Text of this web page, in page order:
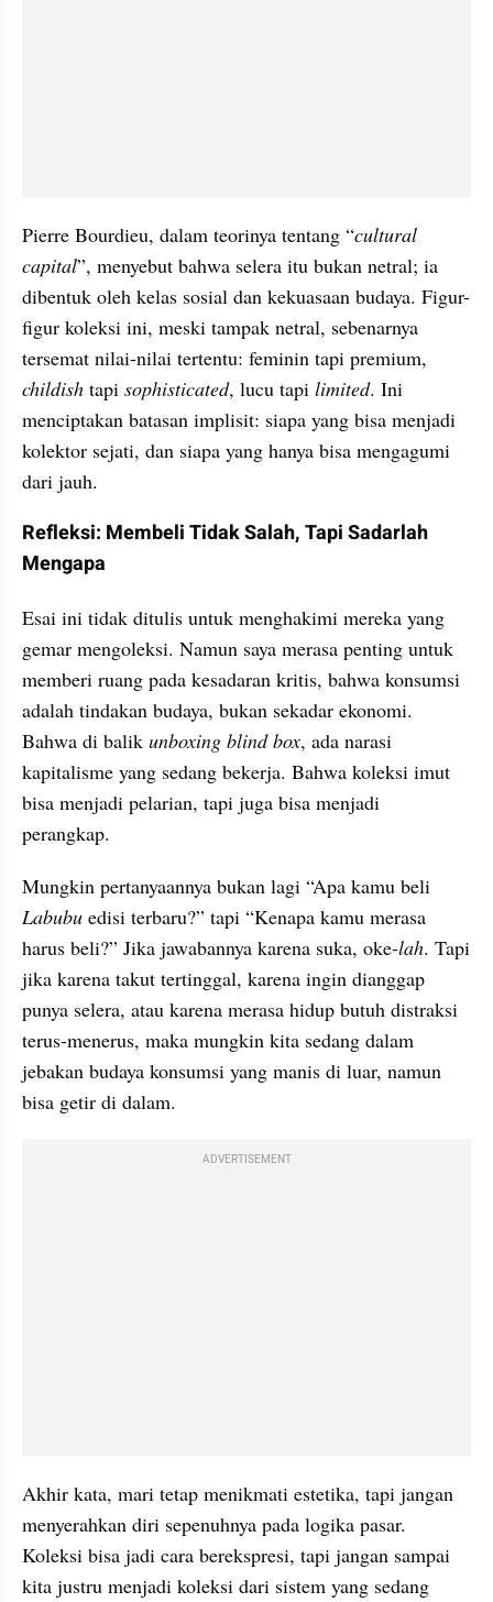
Pierre Bourdieu, dalam teorinya tentang “cultural
capital”, menyebut bahwa selera itu bukan netral; ia
dibentuk oleh kelas sosial dan kekuasaan budaya. Figur-
figur koleksi ini, meski tampak netral, sebenarnya
childish tapi sophisticated, lucu tapi limited. Ini
menciptakan batasan implisit: siapa yang bisa menjadi
kolektor sejati, dan siapa yang hanya bisa mengagumi
dari jauh.
Refleksi: Membeli Tidak Salah, Tapi Sadarlah
Mengapa
Esai ini tidak ditulis untuk menghakimi mereka yang
gemar mengoleksi. Namun saya merasa penting untuk
memberi ruang pada kesadaran kritis, bahwa konsumsi
adalah tindakan budaya, bukan sekadar ekonomi.
Bahwa di balik unboxing blind box, ada narasi
kapitalisme yang sedang bekerja. Bahwa koleksi imut
bisa menjadi pelarian, tapi juga bisa menjadi
perangkap.
Labubu edisi terbaru?” tapi “Kenapa kamu merasa
harus beli?” Jika jawabannya karena suka, oke-lah. Tapi
jika karena takut tertinggal, karena ingin dianggap
punya selera, atau karena merasa hidup butuh distraksi
terus-menerus, maka mungkin kita sedang dalam
jebakan budaya konsumsi yang manis di luar, namun
bisa getir di dalam.
ADVERTISEMENT
Akhir kata, mari tetap menikmati estetika, tapi jangan
menyerahkan diri sepenuhnya pada logika pasar.
Koleksi bisa jadi cara berekspresi, tapi jangan sampai
kita justru menjadi koleksi dari sistem yang sedang